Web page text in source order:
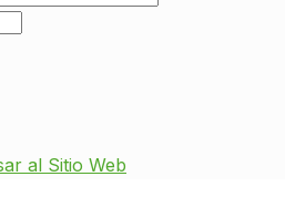
al Sitio Web